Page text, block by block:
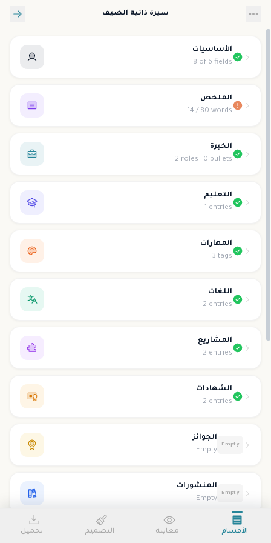
تخطي إلى المحتوى الرئيسيسيرة ذاتية الضيف
الأساسيات
8 of 6 fields
الملخص
14 / 80 words
الخبرة
2 roles · 0 bullets
التعليم
1 entries
المهارات
3 tags
اللغات
2 entries
المشاريع
2 entries
الشهادات
2 entries
الجوائز
Empty
Empty
المنشورات
Empty
Empty
الأقسام معاينة التصميم تحميل